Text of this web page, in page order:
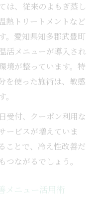
は、従来のよもぎ蒸し
熱トリートメントなど
。愛知県知多郡武豊町
活メニューが導入され
境が整っています。特
を使った施術は、敏感
受付、クーポン利用な
ービスが増えていま
ことで、冷え性改善だ
ながるでしょう。
メニュー活用術